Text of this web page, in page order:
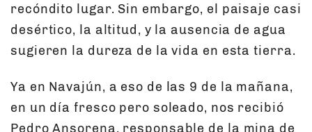
recóndito lugar. Sin embargo, el paisaje casi
desértico, la altitud, y la ausencia de agua
sugieren la dureza de la vida en esta tierra.
Ya en Navajún, a eso de las 9 de la mañana,
en un día fresco pero soleado, nos recibió
Pedro Ansorena, responsable de la mina de